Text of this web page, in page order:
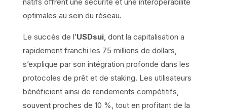
natifs offrent une sécurité et une interopérabilité
optimales au sein du réseau.
Le succès de l’USDsui, dont la capitalisation a
rapidement franchi les 75 millions de dollars,
s’explique par son intégration profonde dans les
protocoles de prêt et de staking. Les utilisateurs
bénéficient ainsi de rendements compétitifs,
souvent proches de 10 %, tout en profitant de la